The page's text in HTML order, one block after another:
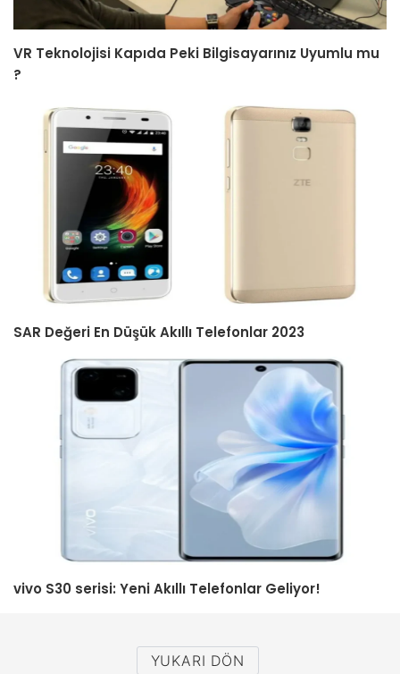
VR Teknolojisi Kapıda Peki Bilgisayarınız Uyumlu mu
?
SAR Değeri En Düşük Akıllı Telefonlar 2023
vivo S30 serisi: Yeni Akıllı Telefonlar Geliyor!
YUKARI DÖN